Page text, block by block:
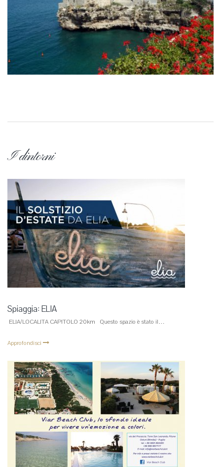
I dintorni
Spiaggia: ELIA
ELIA/LOCALITA CAPITOLO 20km Questo spazio è stato il…
Approfondisci